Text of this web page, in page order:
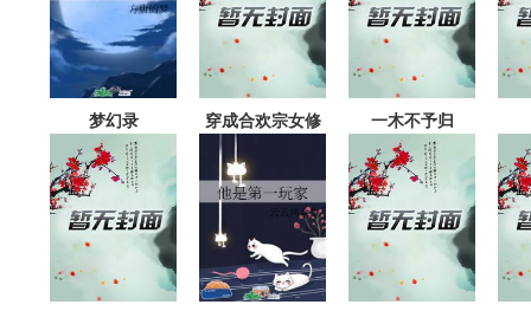
梦幻录
穿成合欢宗女修
后揣了反派的崽
一木不予归